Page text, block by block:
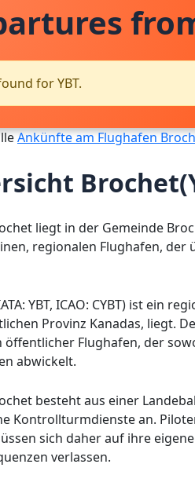
for YBT.
Ankünfte am Flughafen
liegt in der Gemeinde
regionalen Flughafen,
YBT, ICAO: CYBT) ist ein
Provinz Kanadas, liegt.
öffentlicher Flughafen, der
abwickelt.
besteht aus einer
Kontrollturmdienste an.
sich daher auf ihre
verlassen.